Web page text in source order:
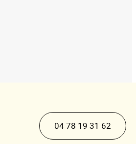
04 78 19 31 62